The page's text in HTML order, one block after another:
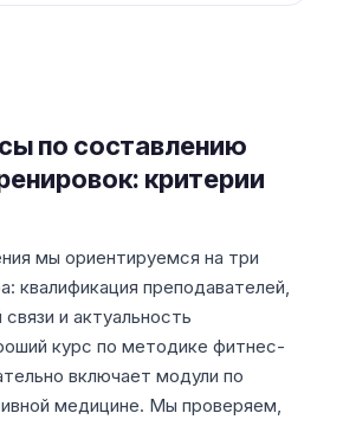
по составлению
критерии
мы ориентируемся на три
квалификация преподавателей,
и актуальность
курс по методике фитнес-
включает модули по
медицине. Мы проверяем,